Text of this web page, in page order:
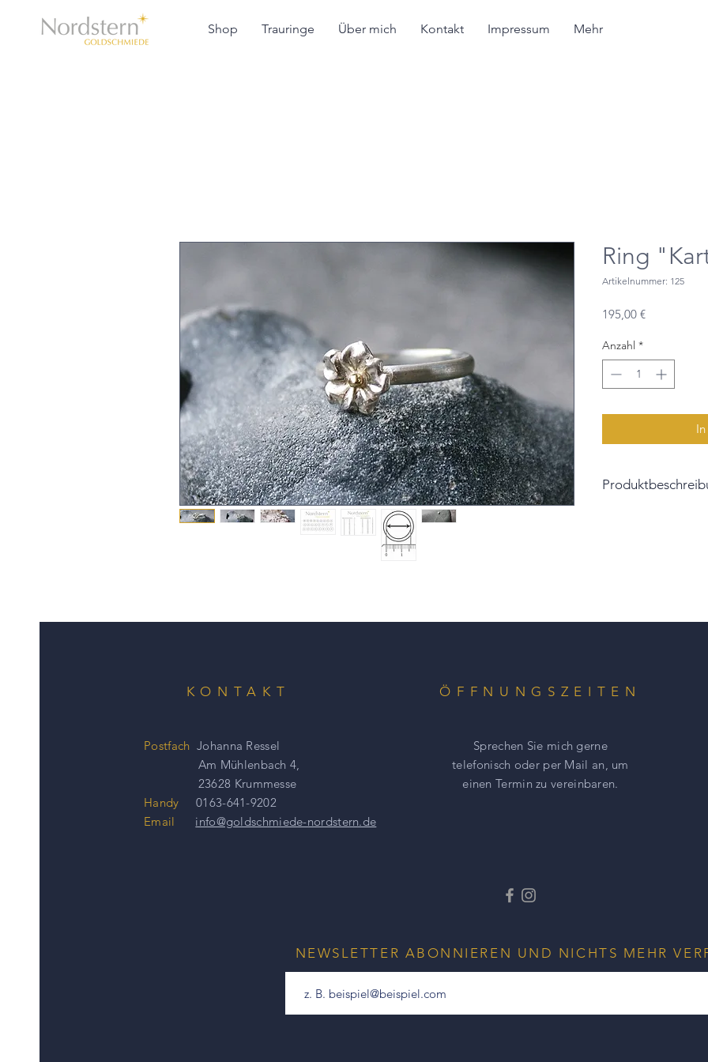
Shop Trauringe Über mich Kontakt Impressum Mehr
Ring
Artikelnummer: 125
195,00 €Preis
Anzahl *
In der Mitte ist
Bestellung mit.
Ring an.
KONTAKT
Postfach Johanna Ressel
Am Mühlenbach 4,
23628 Krummesse
Handy 0163-641-9202
Email info@goldschmiede-nordstern.de
ÖFFNUNGSZEITEN
Sprechen Sie mich gerne
telefonisch oder per Mail an, um
einenTermin zu vereinbaren.
NEWSLETTER ABONNIEREN UND NICHTS MEHR